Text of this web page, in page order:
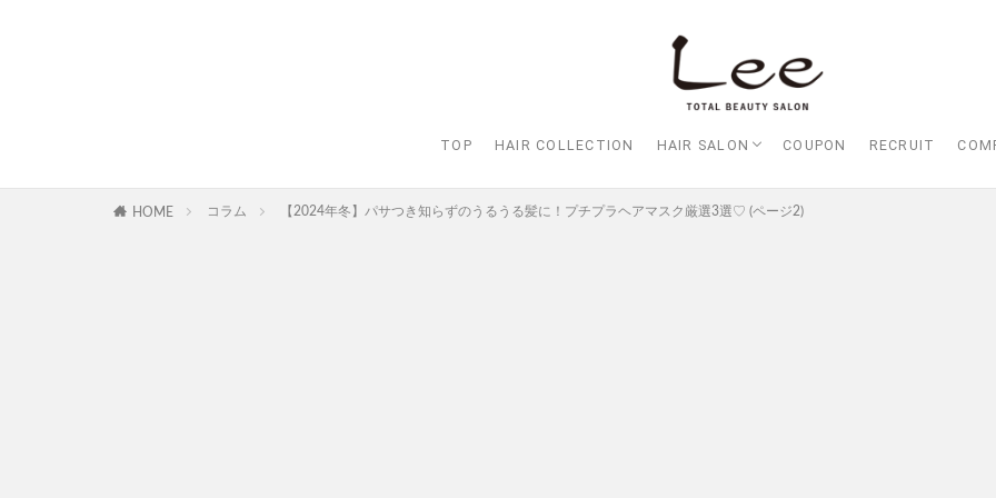
TOP HAIR COLLECTION HAIR SALON
Lee大阪店
Lee梅田店
Lee京橋店
Lee堀江店
Lee四ツ橋店
Lee天王寺店
Lee上新庄Vita店
Lee東三国店
Lee布施店
Lee枚方店
HARBOR （ハーバー）
Lee尼崎店
Lee甲子園店
COUPON RECRUIT
HOME コラム 【2024年冬】パサつき知らずのうるうる髪に！プチプラヘアマスク厳選3選♡ (ページ2)